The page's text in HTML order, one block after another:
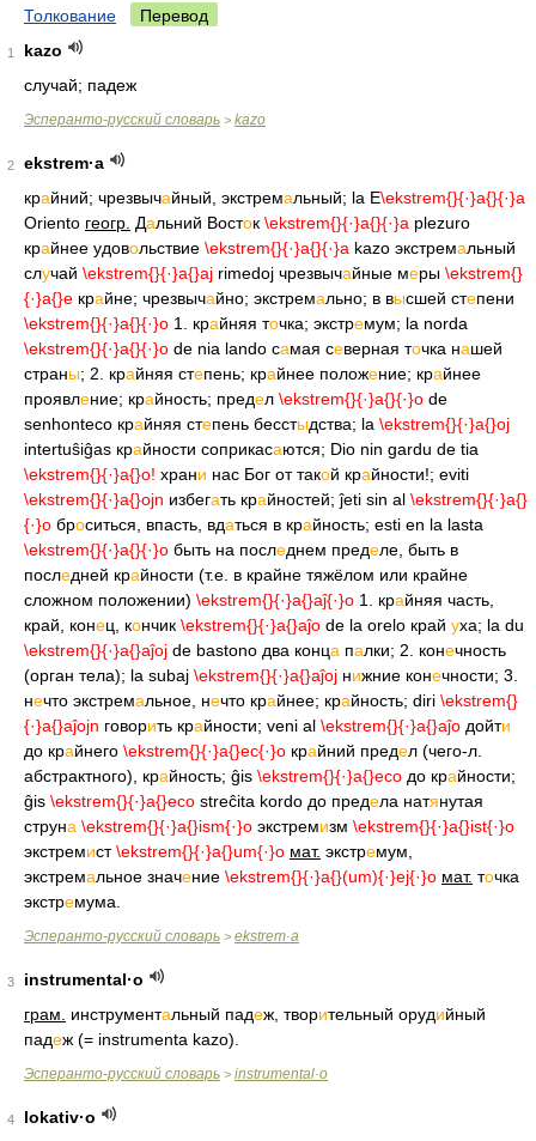
Толкование Перевод
1
kazo
случай; падеж
Эсперанто-русский словарь > kazo
2
ekstrem·a
крайний; чрезвычайный, экстремальный; la E\ekstrem{}{·}a{}{·}a
Oriento геогр. Дальний Восток \ekstrem{}{·}a{}{·}a plezuro
крайнее удовольствие \ekstrem{}{·}a{}{·}a kazo экстремальный
случай \ekstrem{}{·}a{}aj rimedoj чрезвычайные меры \ekstrem{}
{·}a{}e крайне; чрезвычайно; экстремально; в высшей степени
\ekstrem{}{·}a{}{·}o 1. крайняя точка; экстремум; la norda
\ekstrem{}{·}a{}{·}o de nia lando самая северная точка нашей
страны; 2. крайняя степень; крайнее положение; крайнее
проявление; крайность; предел \ekstrem{}{·}a{}{·}o de
senhonteco крайняя степень бесстыдства; la \ekstrem{}{·}a{}oj
intertuŝiĝas крайности соприкасаются; Dio nin gardu de tia
\ekstrem{}{·}a{}o! храни нас Бог от такой крайности!; eviti
\ekstrem{}{·}a{}ojn избегать крайностей; ĵeti sin al \ekstrem{}{·}a{}
{·}o броситься, впасть, вдаться в крайность; esti en la lasta
\ekstrem{}{·}a{}{·}o быть на последнем пределе, быть в
последней крайности (т.е. в крайне тяжёлом или крайне
сложном положении) \ekstrem{}{·}a{}aĵ{·}o 1. крайняя часть,
край, конец, кончик \ekstrem{}{·}a{}aĵo de la orelo край уха; la du
\ekstrem{}{·}a{}aĵoj de bastono два конца палки; 2. конечность
(орган тела); la subaj \ekstrem{}{·}a{}aĵoj нижние конечности; 3.
нечто экстремальное, нечто крайнее; крайность; diri \ekstrem{}
{·}a{}aĵojn говорить крайности; veni al \ekstrem{}{·}a{}aĵo дойти
до крайнего \ekstrem{}{·}a{}ec{·}o крайний предел (чего-л.
абстрактного), крайность; ĝis \ekstrem{}{·}a{}eco до крайности;
ĝis \ekstrem{}{·}a{}eco streĉita kordo до предела натянутая
струна \ekstrem{}{·}a{}ism{·}o экстремизм \ekstrem{}{·}a{}ist{·}o
экстремист\ekstrem{}{·}a{}um{·}o мат. экстремум,
экстремальное значение \ekstrem{}{·}a{}(um){·}ej{·}o мат. точка
экстремума.
Эсперанто-русский словарь > ekstrem·a
3
instrumental·o
грам.
инструментальный падеж, творительный орудийный
падеж (= instrumenta kazo).
Эсперанто-русский словарь > instrumental·o
4
lokativ·o